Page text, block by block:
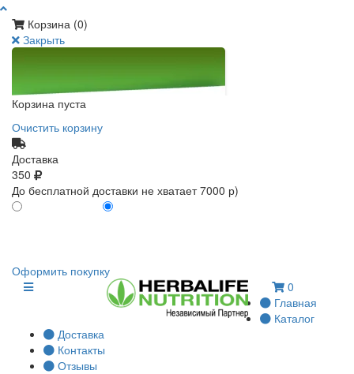
Корзина (0)
Закрыть
Корзина пуста
Очистить корзину
Доставка
350
До бесплатной доставки не хватает 7000 р)
Оформить покупку
0
Главная
Каталог
Доставка
Контакты
Отзывы